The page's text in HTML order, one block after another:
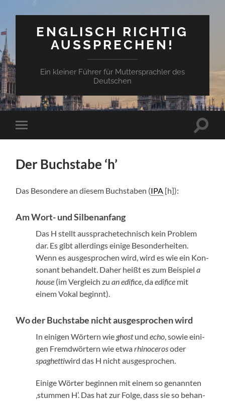
ENGLISCH RICHTIG
AUSSPRECHEN!
Ein kleiner Führer für Muttersprachler des
Deutschen
Mobile-
Menü
Der Buchstabe ‘h’
Das Beson­dere an diesem Buch­staben (IPA [h]):
Am Wort- und Silbenanfang
Das H stellt ausspra­chetech­nisch kein Prob­lem
dar. Es gibt allerd­ings einige Besonder­heiten.
Wenn es aus­ge­sprochen wird, wird es wie ein Kon­
so­nant behan­delt. Daher heißt es zum Beispiela
house (im Ver­gle­ich zuan edi­fice , daedi­fice mit
einem Vokal begin­nt).
Wo der Buchstabe nicht ausgesprochen wird
In eini­gen Wörtern wie ghostundecho , sowie eini­
gen Fremd­wörtern wie etwarhi­noc­er­osoder
spaghet­tiwird das H nicht aus­ge­sprochen.
Einige Wörter begin­nen mit einem so genan­nten
‚stum­men H’. Das hat zur Folge, dass sie so behan­